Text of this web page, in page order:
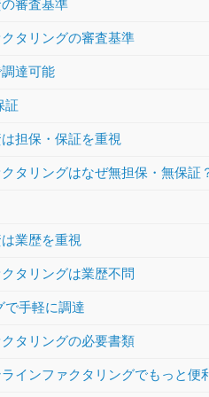
審査基準
タリングの審査基準
達可能
証
担保・保証を重視
タリングはなぜ無担保・無保証
業歴を重視
タリングは業歴不問
で手軽に調達
タリングの必要書類
インファクタリングでもっと便